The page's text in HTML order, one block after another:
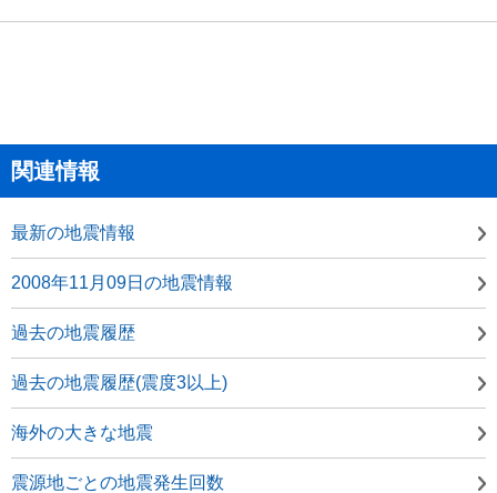
関連情報
最新の地震情報
2008年11月09日の地震情報
過去の地震履歴
過去の地震履歴(震度3以上)
海外の大きな地震
震源地ごとの地震発生回数